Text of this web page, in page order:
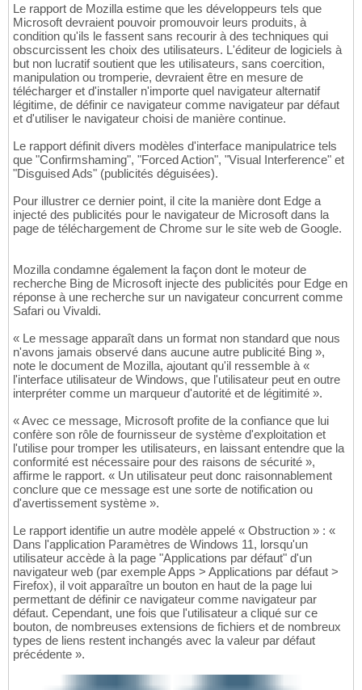
Le rapport de Mozilla estime que les développeurs tels que
Microsoft devraient pouvoir promouvoir leurs produits, à
condition qu'ils le fassent sans recourir à des techniques qui
obscurcissent les choix des utilisateurs. L'éditeur de logiciels à
but non lucratif soutient que les utilisateurs, sans coercition,
manipulation ou tromperie, devraient être en mesure de
télécharger et d'installer n'importe quel navigateur alternatif
légitime, de définir ce navigateur comme navigateur par défaut
et d'utiliser le navigateur choisi de manière continue.
Le rapport définit divers modèles d'interface manipulatrice tels
que "Confirmshaming", "Forced Action", "Visual Interference" et
"Disguised Ads" (publicités déguisées).
Pour illustrer ce dernier point, il cite la manière dont Edge a
injecté des publicités pour le navigateur de Microsoft dans la
page de téléchargement de Chrome sur le site web de Google.
Mozilla condamne également la façon dont le moteur de
recherche Bing de Microsoft injecte des publicités pour Edge en
réponse à une recherche sur un navigateur concurrent comme
Safari ou Vivaldi.
« Le message apparaît dans un format non standard que nous
n'avons jamais observé dans aucune autre publicité Bing »,
note le document de Mozilla, ajoutant qu'il ressemble à «
l'interface utilisateur de Windows, que l'utilisateur peut en outre
interpréter comme un marqueur d'autorité et de légitimité ».
« Avec ce message, Microsoft profite de la confiance que lui
confère son rôle de fournisseur de système d'exploitation et
l'utilise pour tromper les utilisateurs, en laissant entendre que la
conformité est nécessaire pour des raisons de sécurité »,
affirme le rapport. « Un utilisateur peut donc raisonnablement
conclure que ce message est une sorte de notification ou
d'avertissement système ».
Le rapport identifie un autre modèle appelé « Obstruction » : «
Dans l'application Paramètres de Windows 11, lorsqu'un
utilisateur accède à la page "Applications par défaut" d'un
navigateur web (par exemple Apps > Applications par défaut >
Firefox), il voit apparaître un bouton en haut de la page lui
permettant de définir ce navigateur comme navigateur par
défaut. Cependant, une fois que l'utilisateur a cliqué sur ce
bouton, de nombreuses extensions de fichiers et de nombreux
types de liens restent inchangés avec la valeur par défaut
précédente ».